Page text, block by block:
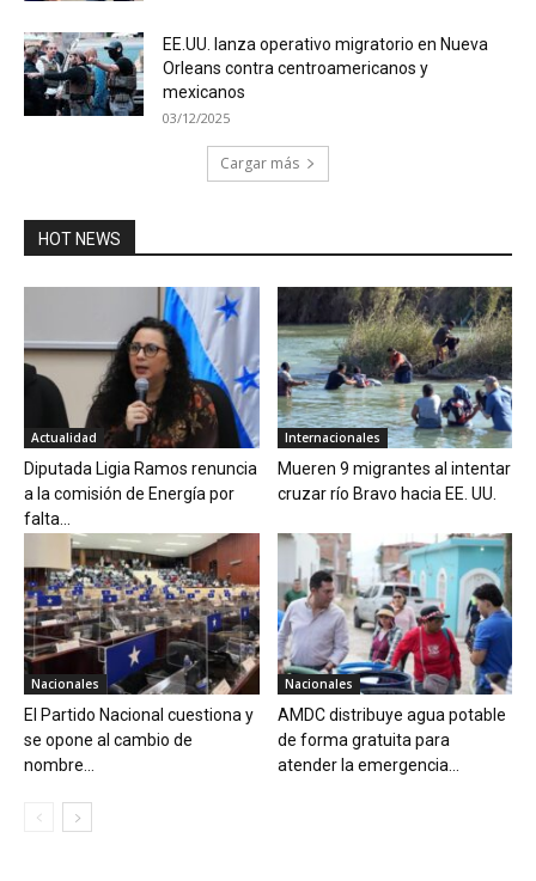
EE.UU. lanza operativo migratorio en Nueva
Orleans contra centroamericanos y
mexicanos
03/12/2025
Cargar más
HOT NEWS
Actualidad
Diputada Ligia Ramos renuncia
a la comisión de Energía por
falta...
Internacionales
Mueren 9 migrantes al intentar
cruzar río Bravo hacia EE. UU.
Nacionales
El Partido Nacional cuestiona y
se opone al cambio de
nombre...
Nacionales
AMDC distribuye agua potable
de forma gratuita para
atender la emergencia...